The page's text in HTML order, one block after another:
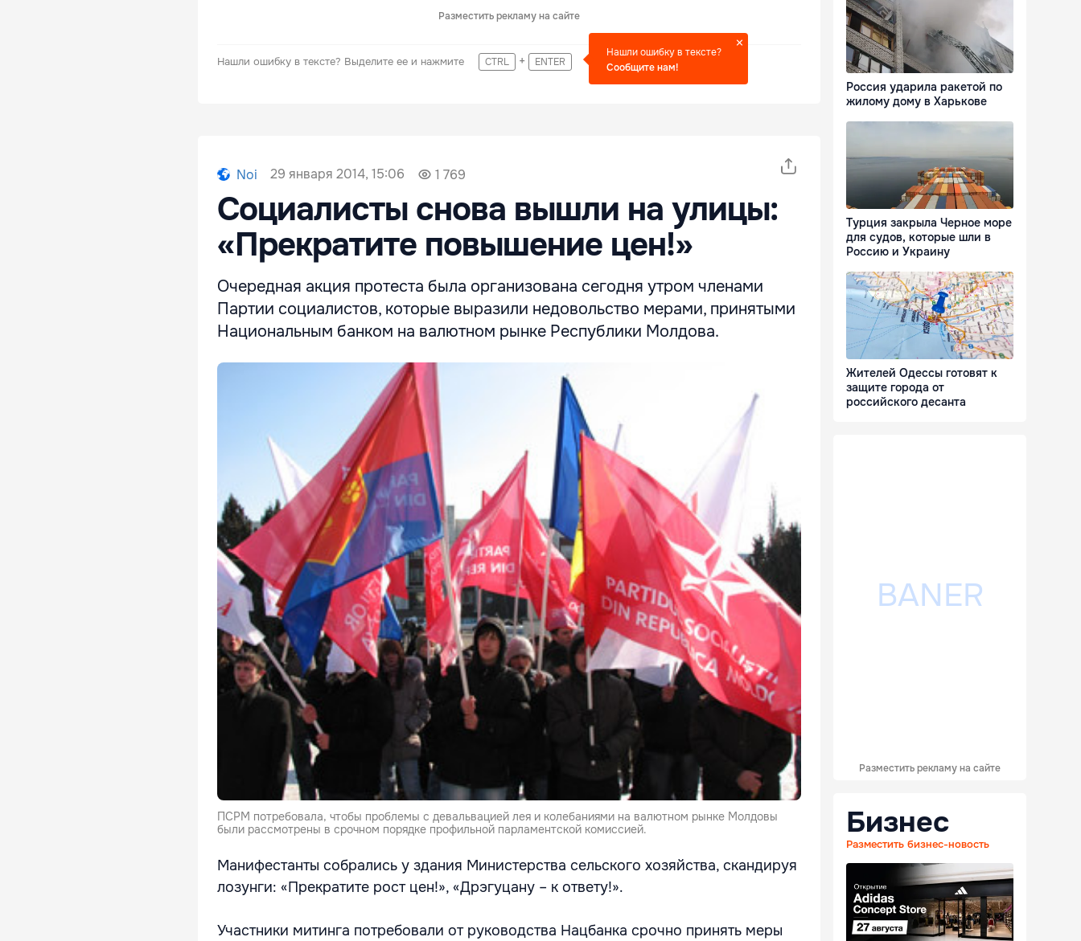
Разместить рекламу на сайте
Нашли ошибку в тексте? Выделите ее и нажмите CTRL + ENTER
Нашли ошибку в тексте?
Сообщите нам!
Noi 29 января 2014, 15:06 1 769
Социалисты снова вышли на улицы:
«Прекратите повышение цен!»
Очередная акция протеста была организована сегодня утром членами
Партии социалистов, которые выразили недовольство мерами, принятыми
Национальным банком на валютном рынке Республики Молдова.
ПСРМ потребовала, чтобы проблемы с девальвацией лея и колебаниями на валютном рынке Молдовы
были рассмотрены в срочном порядке профильной парламентской комиссией.
Манифестанты собрались у здания Министерства сельского хозяйства, скандируя
лозунги: «Прекратите рост цен!», «Дрэгуцану – к ответу!».
Участники митинга потребовали от руководства Нацбанка срочно принять меры
Россия ударила ракетой по
жилому дому в Харькове
Турция закрыла Черное море
для судов, которые шли в
Россию и Украину
Жителей Одессы готовят к
защите города от
российского десанта
Разместить рекламу на сайте
Бизнес
Разместить бизнес-новость